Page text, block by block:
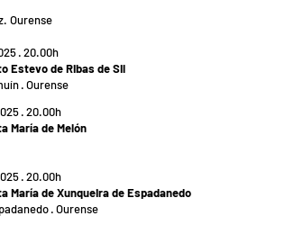
Ourense
· 20.00h
Estevo de Ribas de Sil
· Ourense
· 20.00h
María de Melón
· 20.00h
María de Xunqueira de Espadanedo
· Ourense